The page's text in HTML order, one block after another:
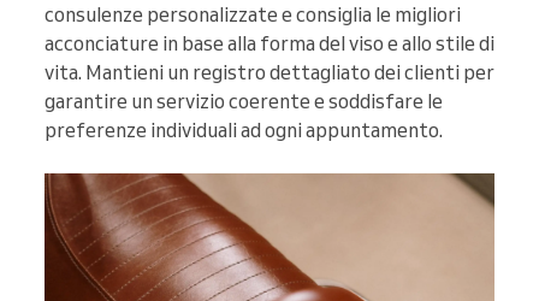
consulenze personalizzate e consiglia le migliori
acconciature in base alla forma del viso e allo stile di
vita. Mantieni un registro dettagliato dei clienti per
garantire un servizio coerente e soddisfare le
preferenze individuali ad ogni appuntamento.